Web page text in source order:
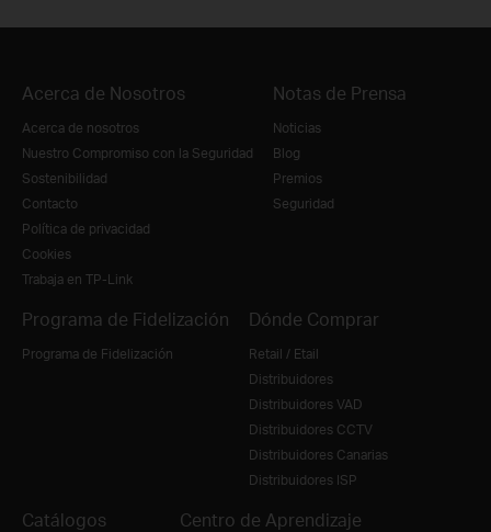
Acerca de Nosotros
Acerca de nosotros
Nuestro Compromiso con la Seguridad
Sostenibilidad
Contacto
Política de privacidad
Cookies
Trabaja en TP-Link
Notas de Prensa
Noticias
Blog
Premios
Seguridad
Programa de Fidelización
Programa de Fidelización
Dónde Comprar
Retail / Etail
Distribuidores
Distribuidores VAD
Distribuidores CCTV
Distribuidores Canarias
Distribuidores ISP
Catálogos Centro de Aprendizaje